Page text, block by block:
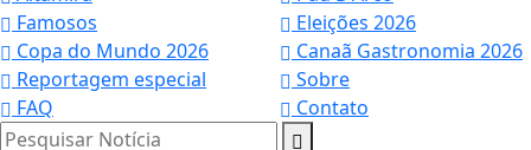
Famosos
Eleições 2026
Copa do Mundo 2026
Canaã Gastronomia 2026
Reportagem especial
Sobre
FAQ
Contato
Pesquisar Notícia